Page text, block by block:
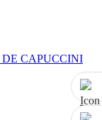
CAPUCCINI